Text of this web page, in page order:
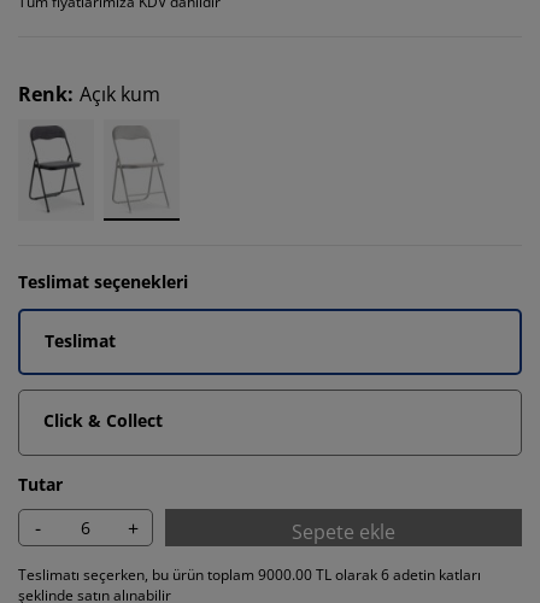
Renk: Açık kum
Teslimat seçenekleri
Teslimat
Click & Collect
Tutar
- + Sepete ekle
Teslimatı seçerken, bu ürün toplam 9000.00 TL olarak 6 adetin katları
şeklinde satın alınabilir